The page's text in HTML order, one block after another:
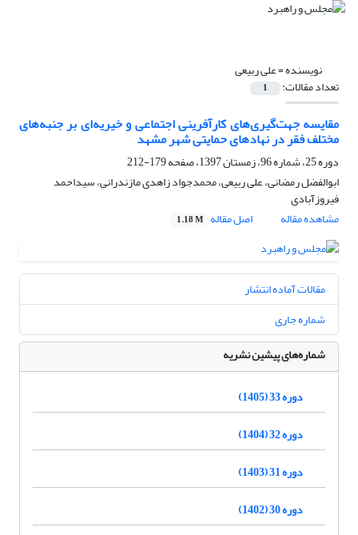
نویسنده =علی ربیعی
تعداد مقالات: 1
مقایسه جهت‌گیری‌های کارآفرینی اجتماعی و خیریه‌ای بر جنبه‌های
مختلف فقر در نهادهای حمایتی شهر مشهد
دوره 25، شماره 96، زمستان 1397، صفحه
179-212
ابوالفضل رمضانی، علی ربیعی، محمدجواد زاهدی مازندرانی، سیداحمد
فیروزآبادی
مشاهده مقاله
اصل مقاله 1.18 M
مقالات آماده انتشار
شماره جاری
شماره‌های پیشین نشریه
دوره 33 (1405)
دوره 32 (1404)
دوره 31 (1403)
دوره 30 (1402)